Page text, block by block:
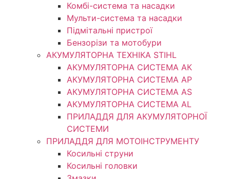
Комбі-система та насадки
Мульти-система та насадки
Підмітальні пристрої
Бензорізи та мотобури
АКУМУЛЯТОРНА ТЕХНІКА STIHL
АКУМУЛЯТОРНА СИСТЕМА АК
АКУМУЛЯТОРНА СИСТЕМА АР
АКУМУЛЯТОРНА СИСТЕМА AS
АКУМУЛЯТОРНА СИСТЕМА AL
ПРИЛАДДЯ ДЛЯ АКУМУЛЯТОРНОЇ
СИСТЕМИ
ПРИЛАДДЯ ДЛЯ МОТОІНСТРУМЕНТУ
Косильні струни
Косильні головки